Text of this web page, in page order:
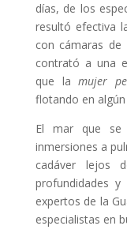
días, de los
resultó efectiva
con cámaras
contrató a una
que lamujer
flotando en algún
El mar que
inmersiones a
cadáver lejos
profundidades
expertos de la
especialistas en